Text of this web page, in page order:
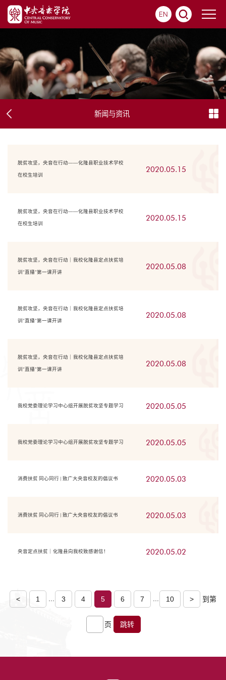
EN
新闻与资讯
脱贫攻坚，央音在行动——化隆县职业技术学校
在校生培训
2020.05.15
脱贫攻坚，央音在行动——化隆县职业技术学校
在校生培训
2020.05.15
脱贫攻坚，央音在行动｜我校化隆县定点扶贫培
训“直播”第一课开讲
2020.05.08
脱贫攻坚，央音在行动｜我校化隆县定点扶贫培
训“直播”第一课开讲
2020.05.08
脱贫攻坚，央音在行动｜我校化隆县定点扶贫培
训“直播”第一课开讲
2020.05.08
我校党委理论学习中心组开展脱贫攻坚专题学习 2020.05.05
我校党委理论学习中心组开展脱贫攻坚专题学习 2020.05.05
消费扶贫 同心同行 | 致广大央音校友的倡议书 2020.05.03
消费扶贫 同心同行 | 致广大央音校友的倡议书 2020.05.03
央音定点扶贫｜化隆县向我校致感谢信！ 2020.05.02
< 1 3 4 5 6 7 10 > 到第
页 跳转